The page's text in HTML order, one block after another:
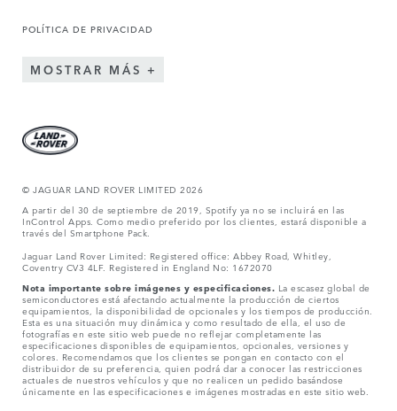
POLÍTICA DE PRIVACIDAD
MOSTRAR MÁS
© JAGUAR LAND ROVER LIMITED 2026
A partir del 30 de septiembre de 2019, Spotify ya no se incluirá en las
InControl Apps. Como medio preferido por los clientes, estará disponible a
través del Smartphone Pack.
Jaguar Land Rover Limited: Registered office: Abbey Road, Whitley,
Coventry CV3 4LF. Registered in England No: 1672070
Nota importante sobre imágenes y especificaciones. La escasez global de
semiconductores está afectando actualmente la producción de ciertos
equipamientos, la disponibilidad de opcionales y los tiempos de producción.
Esta es una situación muy dinámica y como resultado de ella, el uso de
fotografías en este sitio web puede no reflejar completamente las
especificaciones disponibles de equipamientos, opcionales, versiones y
colores. Recomendamos que los clientes se pongan en contacto con el
distribuidor de su preferencia, quien podrá dar a conocer las restricciones
actuales de nuestros vehículos y que no realicen un pedido basándose
únicamente en las especificaciones e imágenes mostradas en este sitio web.